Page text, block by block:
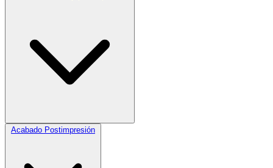
Acabado Postimpresión